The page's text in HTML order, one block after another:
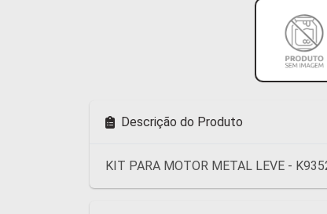
Descrição do Produto
KIT PARA MOTOR METAL LEVE -